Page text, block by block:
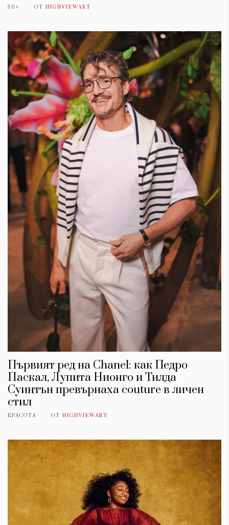
30+ ОТ HIGHVIEWART
Първият ред на Chanel: как Педро
Паскал, Лупита Нионго и Тилда
Суинтън превърнаха couture в личен
стил
КРАСОТА ОТ HIGHVIEWART